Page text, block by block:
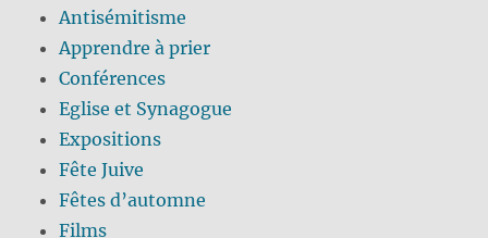
Antisémitisme
Apprendre à prier
Conférences
Eglise et Synagogue
Expositions
Fête Juive
Fêtes d’automne
Films